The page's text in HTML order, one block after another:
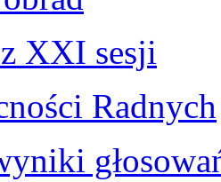
XXI sesji
Radnych